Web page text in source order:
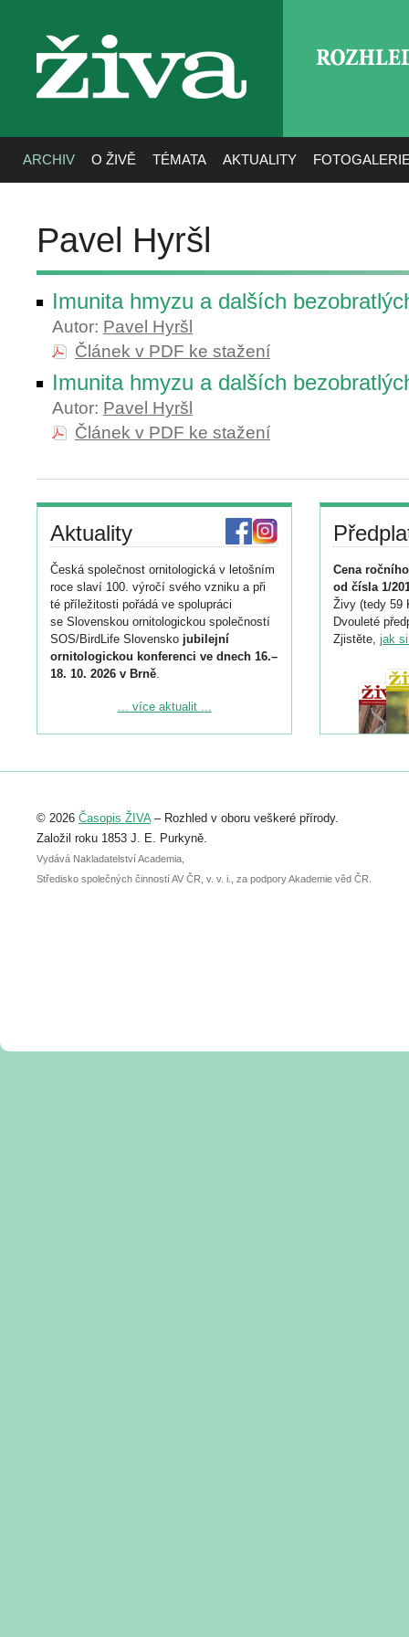
živa
ARCHIV O ŽIVĚ TÉMATA AKTUALITY
Pavel Hyršl
Imunita hmyzu a dalších
Autor: Pavel Hyršl
Článek v PDF ke stažení
Imunita hmyzu a dalších
Autor: Pavel Hyršl
Článek v PDF ke stažení
Aktuality
Česká společnost ornitologická v letošním
roce slaví 100. výročí svého vzniku a při
té příležitosti pořádá ve spolupráci
se Slovenskou ornitologickou společností
SOS/BirdLife Slovensko jubilejní
ornitologickou konferenci ve dnech 16.–
18. 10. 2026 v Brně.
Podrobnější informace ke konferenci
Registrovat se můžete do 6. září.
abstraktu přihlášené přednášky nebo
posteru je už 30. června.
... více aktualit ...
Cena
od čísla 1/
Živy (tedy 59
Dvouleté
Zjistěte, jak
© 2026 Časopis ŽIVA– Rozhled v oboru veškeré přírody.
Založil roku 1853 J. E. Purkyně.
Vydává Nakladatelství Academia,
Středisko společných činností AV ČR, v. v. i., za podpory Akademie věd ČR.